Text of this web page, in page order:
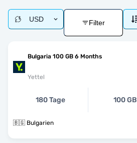
USD Filter
Bulgaria 100 GB 6 Months
Yettel
180 Tage 100 GB
🇧🇬 Bulgarien